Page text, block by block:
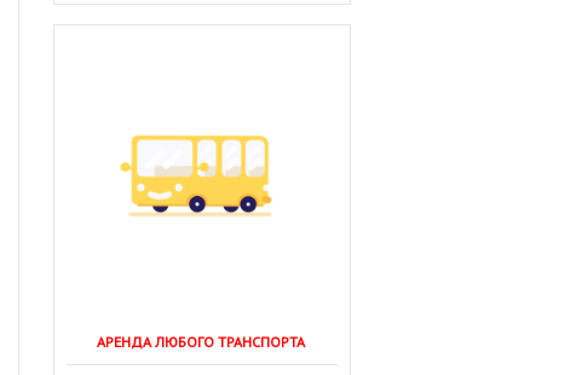
АРЕНДА ЛЮБОГО ТРАНСПОРТА